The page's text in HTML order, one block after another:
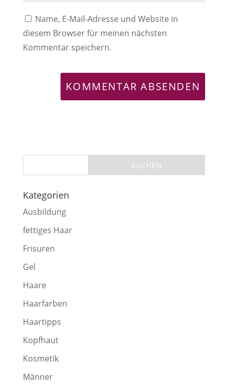
Name, E-Mail-Adresse und Website in
diesem Browser für meinen nächsten
Kommentar speichern.
Kategorien
Ausbildung
fettiges Haar
Frisuren
Gel
Haare
Haarfarben
Haartipps
Kopfhaut
Kosmetik
Männer